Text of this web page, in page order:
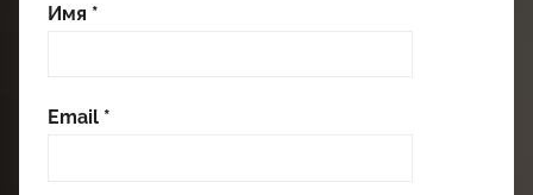
Имя *
Email *